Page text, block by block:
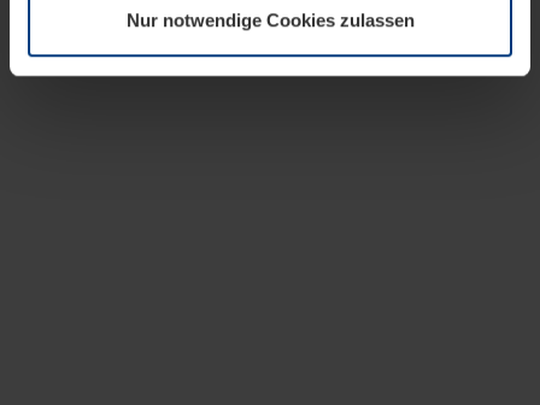
Datenschutzerklärungunserer Website ändern oder
widerrufen.
Nur notwendige Cookies zulassen